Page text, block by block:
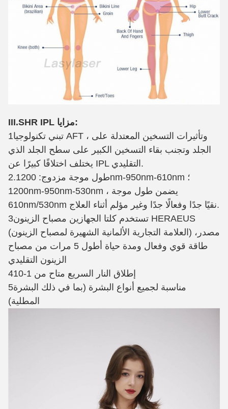
III.SHR IPL مزايا:
1تبني تكنولوجيا AFT ، وتأثيرات التسخين المعتدلة على
الجلد وتجنب بقاء التسخين الكبير على سطح الجلد الذي
يختلف اختلافًا كبيرًا عن IPL التقليدي.
2.طول موجة مزدوج: 1200nm-950nm-610nm ؛
1200nm-950nm-530nm ، يضمن طول موجة
610nm/530nm نقيًا جدًا وفعالًا جدًا وغير مؤلم أثناء العلاج.
3تستخدم كلتا الجهازين مصباح الزينون HERAEUS
(العلامة التجارية الألمانية الشهيرة لمصباح الزينون) ،مصدر
طاقة قوي وفعال ومدة حياة أطول 5 مرات من مصباح
الزينون التقليدي
4إطلاق النار السريع متاح من 1-10
5مناسبة لجميع أنواع البشرة (بما في ذلك البشرة
المطلية)